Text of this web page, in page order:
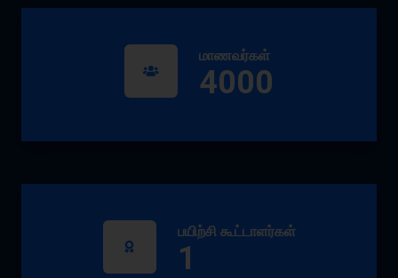
மாணவர்கள்
4000
பயிற்சி கூட்டாளர்கள்
1